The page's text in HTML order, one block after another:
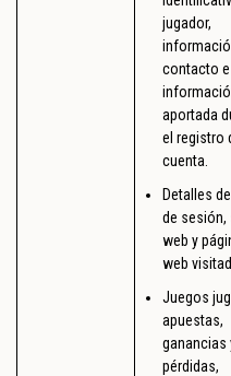
jugador,
contacto e
aportada
el registro
cuenta.
Detalles
de sesión,
web y
web
Juegos
apuestas,
ganancias
pérdidas,